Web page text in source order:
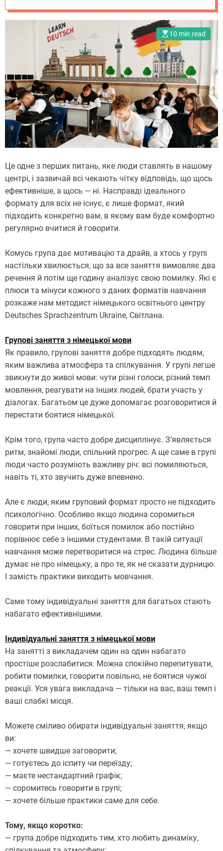
10 min read
Це одне з перших питань, яке люди ставлять в нашому
центрі, і зазвичай всі чекають чітку відповідь, що щось
ефективніше, а щось — ні. Насправді ідеального
формату для всіх не існує, є лише формат, який
підходить конкретно вам, в якому вам буде комфортно
регулярно вчитися й говорити.
Комусь група дає мотивацію та драйв, а хтось у групі
настільки хвилюється, що за все заняття вимовляє два
речення й потім ще годину аналізує свою помилку. Які є
плюси та мінуси кожного з даних форматів навчання
розкаже нам методист німецького освітнього центру
Deutsches Sprachzentrum Ukraine, Світлана.
Групові заняття з німецької мови
Як правило, групові заняття добре підходять людям,
яким важлива атмосфера та спілкування. У групі легше
звикнути до живої мови: чути різні голоси, різний темп
мовлення, реагувати на інших людей, брати участь у
діалогах. Багатьом це дуже допомагає розговоритися й
перестати боятися німецької.
Крім того, група часто добре дисциплінує. З’являється
ритм, знайомі люди, спільний прогрес. А ще саме в групі
люди часто розуміють важливу річ: всі помиляються,
навіть ті, хто звучить дуже впевнено.
Але є люди, яким груповий формат просто не підходить
психологічно. Особливо якщо людина соромиться
говорити при інших, боїться помилок або постійно
порівнює себе з іншими студентами. В такій ситуації
навчання може перетворитися на стрес. Людина більше
думає не про німецьку, а про те, як не сказати дурницю.
І замість практики виходить мовчання.
Саме тому індивідуальні заняття для багатьох стають
набагато ефективнішими.
Індивідуальні заняття з німецької мови
На занятті з викладачем один на один набагато
простіше розслабитися. Можна спокійно перепитувати,
робити помилки, говорити повільно, не боятися чужої
реакції. Уся увага викладача — тільки на вас, ваш темп і
ваші слабкі місця.
Можете сміливо обирати індивідуальні заняття, якщо
ви:
— хочете швидше заговорити;
— готуєтесь до іспиту чи переїзду;
— маєте нестандартний графік;
— соромитесь говорити в групі;
— хочете більше практики саме для себе.
Тому, якщо коротко:
— група добре підходить тим, хто любить динаміку,